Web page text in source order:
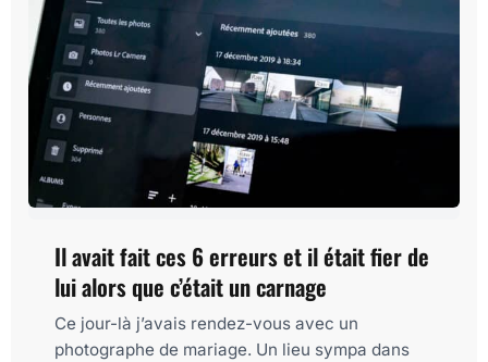
Il avait fait ces 6 erreurs et il était fier de
lui alors que c’était un carnage
Ce jour-là j’avais rendez-vous avec un
photographe de mariage. Un lieu sympa dans